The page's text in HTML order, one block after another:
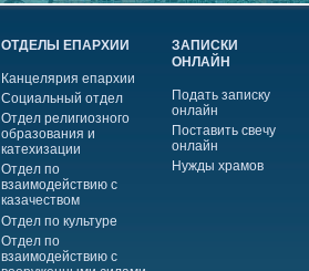
ОТДЕЛЫ ЕПАРХИИ
Канцелярия епархии
Социальный отдел
Отдел религиозного
образования и
катехизации
Отдел по
взаимодействию с
казачеством
Отдел по культуре
Отдел по
взаимодействию с
ЗАПИСКИ
ОНЛАЙН
Подать записку
онлайн
Поставить свечу
онлайн
Нужды храмов